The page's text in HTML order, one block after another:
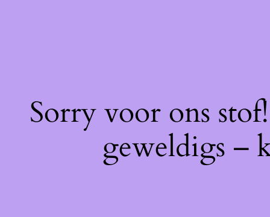
Sorry voor ons
geweldigs –